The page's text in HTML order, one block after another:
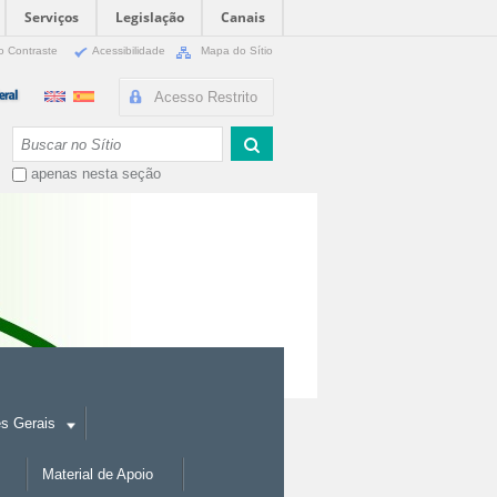
Serviços Legislação Canais
Contraste Acessibilidade Mapa do Sítio
Acesso Restrito
apenas nesta seção
Gerais
Material de Apoio